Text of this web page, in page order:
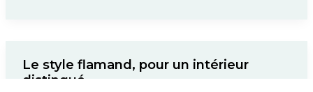
Le style flamand, pour un intérieur
distingué